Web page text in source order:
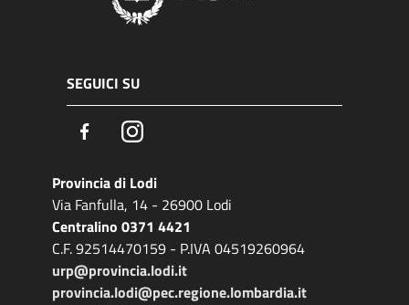
SEGUICI SU
FacebookInstagram
Provincia di Lodi
Via Fanfulla, 14 - 26900 Lodi
Centralino 0371 4421
C.F. 92514470159 - P.IVA 04519260964
urp@provincia.lodi.it
provincia.lodi@pec.regione.lombardia.it